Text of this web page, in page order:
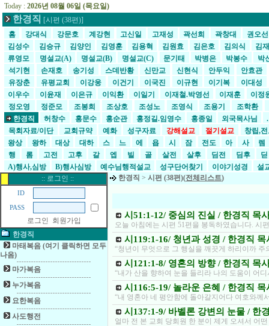
Today : 2026년 08월 06일 (목요일)
한경직 [시편 (38편)]
홈
강대식 강문호 계강현 고신일 고재성 곽선희 곽창대
권오
김성수
김승규 김양인 김영훈 김용혁 김원효 김은호 김의식
김
류영모
명설교(A) 명설교(B) 명설교(C) 문기태 박병은 박봉수
박
석기현
손재호 송기성 스데반황 신만교 신현식 안두익
안효관
유장춘
유평교회 이강웅 이건기 이국진 이규현 이기복
이대성
이우수
이윤재 이은규 이익환 이일기 이재철.박영선 이재훈
이정
정오영
정준모 조봉희 조상호 조성노 조영식 조용기 조학환
한경직
허창수 홍문수 홍순관 홍정길.임영수 홍종일 외국목사님
목회자료/이단
교회규약 예화 성구자료 강해설교 절기설교
창립,
왕상
왕하 대상 대하 스 느 에 욥 시 잠 전도 아 사
렘
행
롬 고전 고후 갈 엡 빌 골 살전 살후 딤전 딤후
A)행사,심방
B)행사심방 예수님행적설교 성구단어찾기 이야기성경
설
:: 로그인 ::
ID
PASS
로그인
회원가입
한경직
마태복음 (여기 클릭하면 모두
나옴)
마가복음
누가복음
요한복음
사도행전
한경직 > 시편 (38편)(전체리스트)
시51:1-12/ 중심의 진실 / 한경직 목
오늘 아침에는 시편 51편을 봉독하였습니다. 시
시119:1-16/ 청년과 성경 / 한경직 목
“청년이 무엇으로 그 행실을 깨끗게 하리이까
시121:1-8/ 영혼의 방향 / 한경직 목
“내가 산을 향하여 눈을 들리라 나의 도움이 어
시116:5-19/ 놀라운 은혜 / 한경직 목
“내 영혼아 네 평안함에 돌아갈지어다 여호와께
시137:1-9/ 바벨론 강변의 눈물 / 한
얼마 전 본 교회 당회원 한 분이 제게 오셔서 어